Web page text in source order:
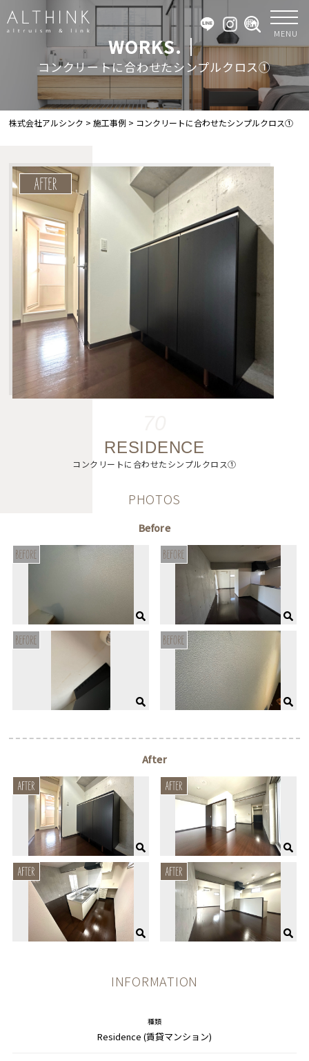
MENU
WORKS.｜
コンクリートに合わせたシンプルクロス①
株式会社アルシンク >施工事例 > コンクリートに合わせたシンプルクロス①
RESIDENCE
コンクリートに合わせたシンプルクロス①
PHOTOS
Before
After
INFORMATION
種類
Residence (賃貸マンション)